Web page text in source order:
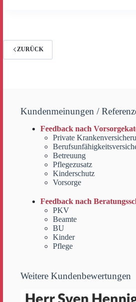
ZURÜCK
Kundenmeinungen /
Feedback nach
Private
Betreuung
Pflegezusatz
Kinderschutz
Vorsorge
Feedback nach
PKV
Beamte
BU
Kinder
Pflege
Weitere Kundenbewertungen